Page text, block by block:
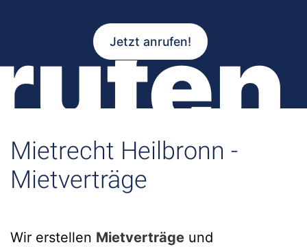
Jetzt anrufen!
Mietrecht Heilbronn -
Mietverträge
Wir erstellen Mietverträge und